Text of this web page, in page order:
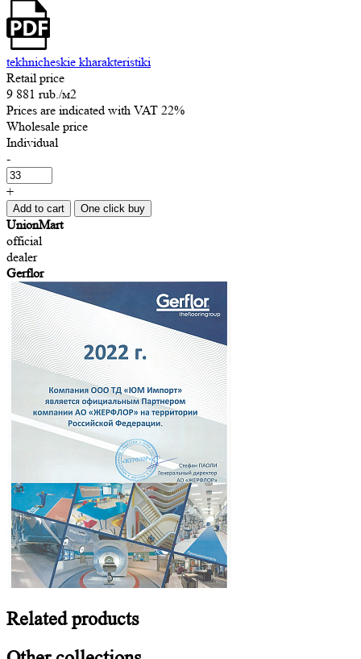
tekhnicheskie kharakteristiki
Retail price
9 881 rub./м2
Prices are indicated with VAT 22%
Wholesale price
Individual
-
+
Add to cart One click buy
UnionMart
official
dealer
Gerflor
Relatedproducts